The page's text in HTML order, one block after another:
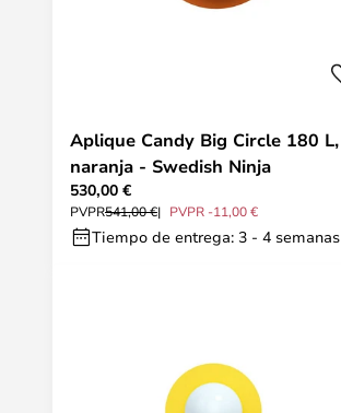
Aplique Candy Big Circle 180 L,
naranja - Swedish Ninja
530,00 €
PVPR541,00 € PVPR -11,00 €
Tiempo de entrega: 3 - 4 semanas